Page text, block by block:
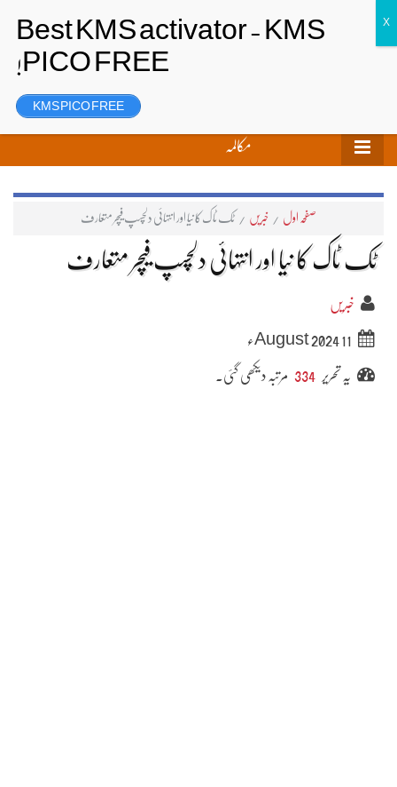
رجسٹر
مکالمہ
صفحہ اول / خبریں / ٹک ٹاک کا نیا اور انتہائی دلچسپ فیچر متعارف
ٹک ٹاک کا نیا اور انتہائی دلچسپ فیچر متعارف
خبریں
11 August 2024ء
یہ تحریر 334 مرتبہ دیکھی گئی۔
KMS PICO FREE